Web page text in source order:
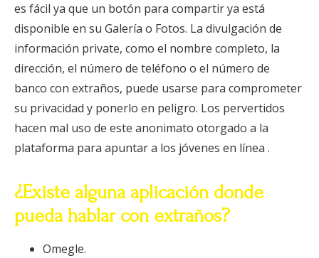
es fácil ya que un botón para compartir ya está
disponible en su Galería o Fotos. La divulgación de
información private, como el nombre completo, la
dirección, el número de teléfono o el número de
banco con extraños, puede usarse para comprometer
su privacidad y ponerlo en peligro. Los pervertidos
hacen mal uso de este anonimato otorgado a la
plataforma para apuntar a los jóvenes en línea .
¿Existe alguna aplicación donde
pueda hablar con extraños?
Omegle.